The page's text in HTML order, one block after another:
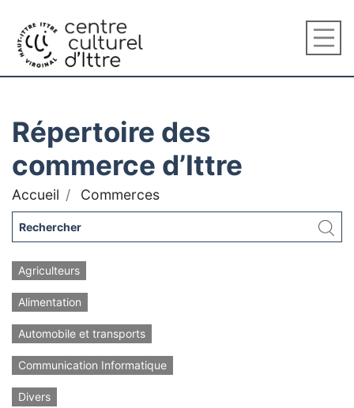
Répertoire des
commerce d’Ittre
Accueil Commerces
Agriculteurs
Alimentation
Automobile et transports
Communication Informatique
Divers